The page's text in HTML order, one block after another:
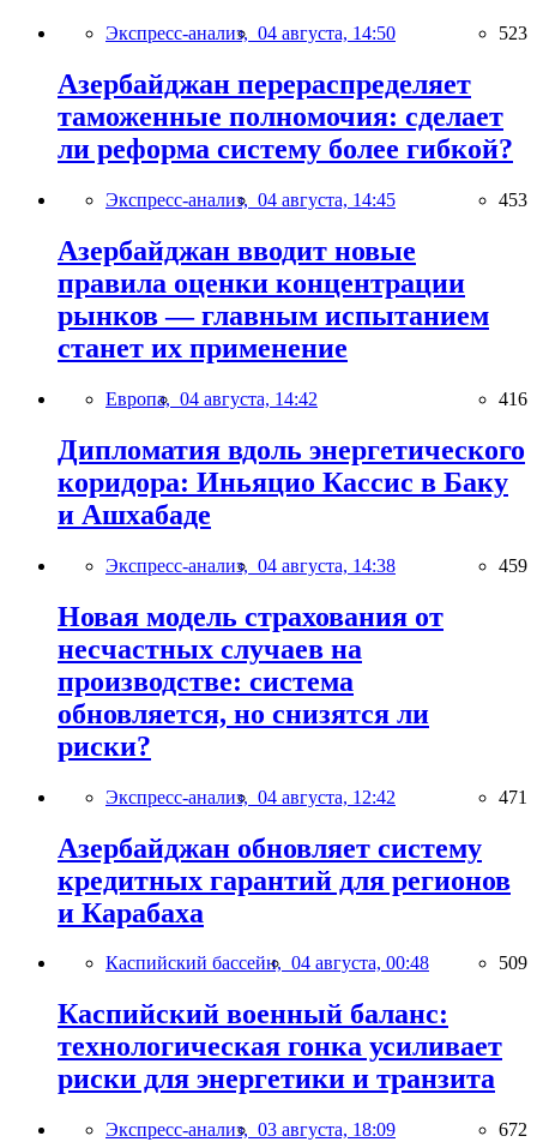
Экспресс-анализ, 04 августа, 14:50 523
Азербайджан перераспределяет
таможенные полномочия: сделает
ли реформа систему более гибкой?
Экспресс-анализ, 04 августа, 14:45 453
Азербайджан вводит новые
правила оценки концентрации
рынков — главным испытанием
станет их применение
Европа, 04 августа, 14:42 416
Дипломатия вдоль энергетического
коридора: Иньяцио Кассис в Баку
и Ашхабаде
Экспресс-анализ, 04 августа, 14:38 459
Новая модель страхования от
несчастных случаев на
производстве: система
обновляется, но снизятся ли
риски?
Экспресс-анализ, 04 августа, 12:42 471
Азербайджан обновляет систему
кредитных гарантий для регионов
и Карабаха
Каспийский бассейн, 04 августа, 00:48 509
Каспийский военный баланс:
технологическая гонка усиливает
риски для энергетики и транзита
Экспресс-анализ, 03 августа, 18:09 672